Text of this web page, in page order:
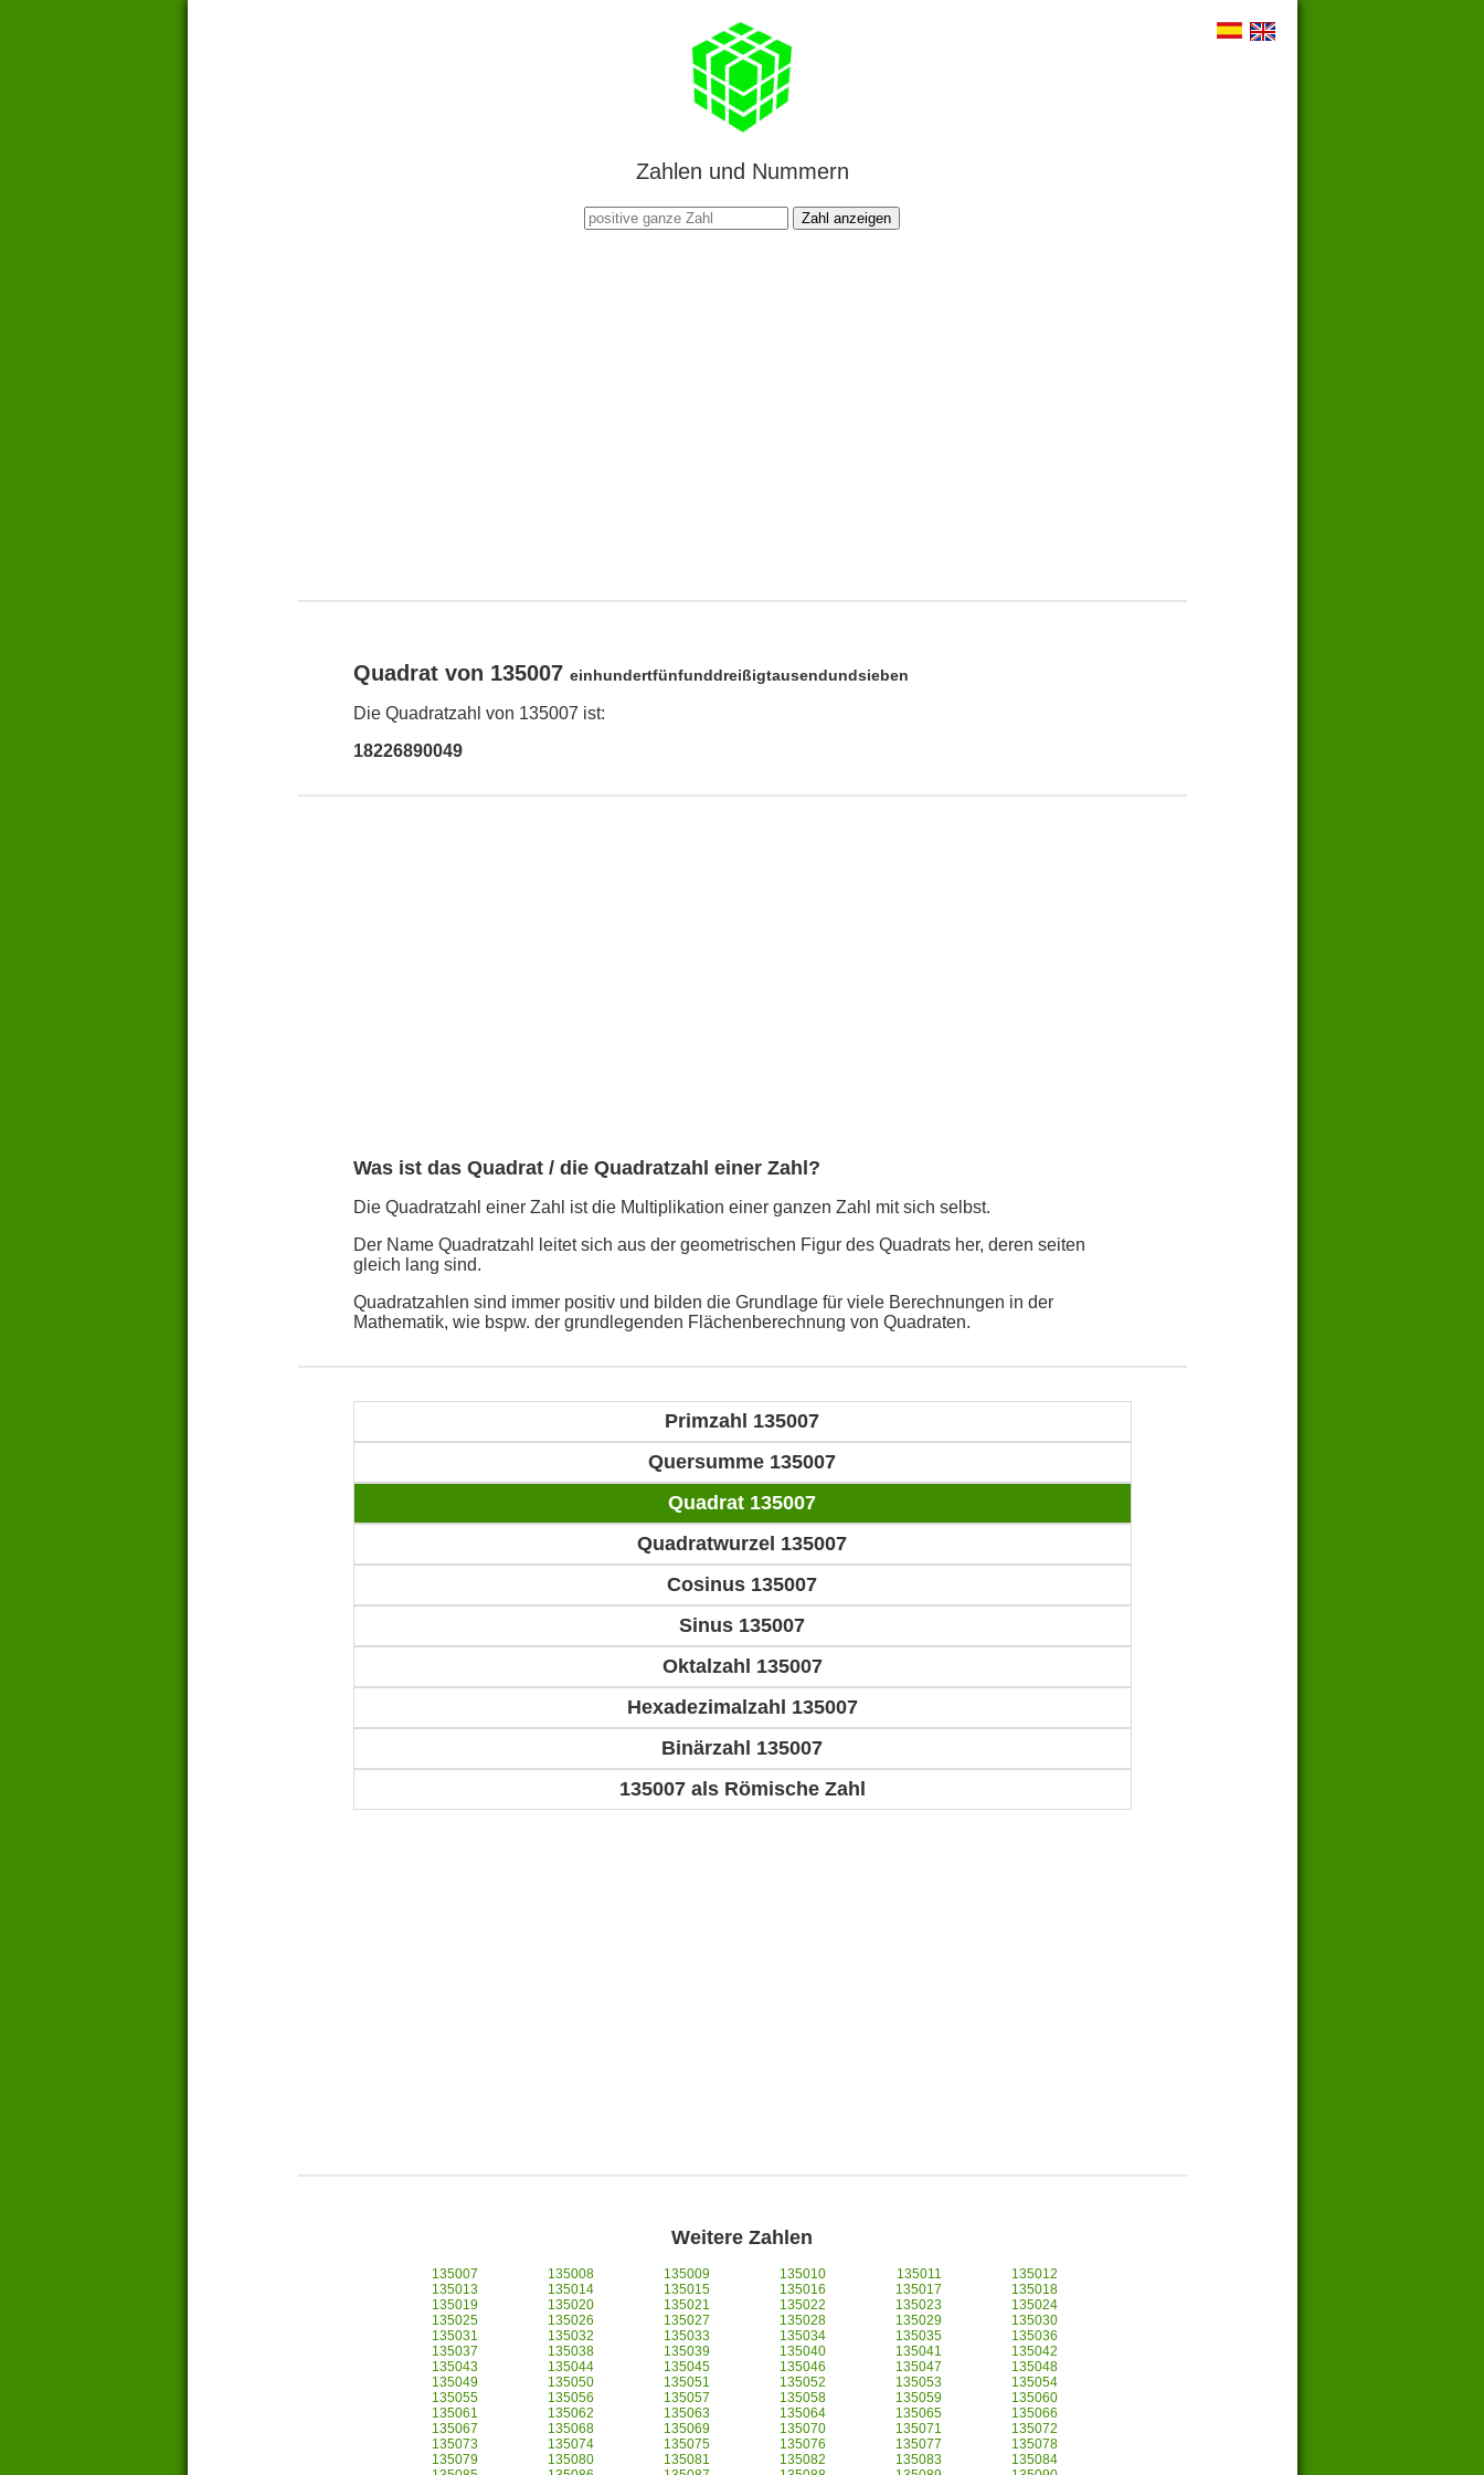
Zahlen und Nummern
Zahl anzeigen
Quadrat von 135007 einhundertfünfunddreißigtausendundsieben
Die Quadratzahl von 135007 ist:
18226890049
Was ist das Quadrat / die Quadratzahl einer Zahl?
Die Quadratzahl einer Zahl ist die Multiplikation einer ganzen Zahl mit sich selbst.
Der Name Quadratzahl leitet sich aus der geometrischen Figur des Quadrats her, deren seiten
gleich lang sind.
Quadratzahlen sind immer positiv und bilden die Grundlage für viele Berechnungen in der
Mathematik, wie bspw. der grundlegenden Flächenberechnung von Quadraten.
Primzahl 135007
Quersumme 135007
Quadrat 135007
Quadratwurzel 135007
Cosinus 135007
Sinus 135007
Oktalzahl 135007
Hexadezimalzahl 135007
Binärzahl 135007
135007 als Römische Zahl
Weitere Zahlen
135007 135008 135009 135010 135011
135012
135013
135014 135015 135016 135017
135018
135019
135020 135021 135022 135023
135024
135025
135026 135027 135028 135029
135030
135031
135032 135033 135034 135035
135036
135037
135038 135039 135040 135041
135042
135043
135044 135045 135046 135047
135048
135049
135050 135051 135052 135053
135054
135055
135056 135057 135058 135059
135060
135061
135062 135063 135064 135065
135066
135067
135068 135069 135070 135071
135072
135073
135074 135075 135076 135077
135078
135079
135080 135081 135082 135083
135084